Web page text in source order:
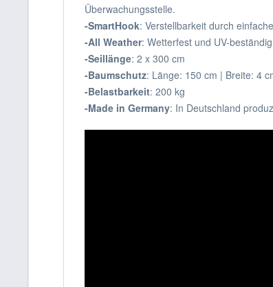
Überwachungsstelle.
-SmartHook: Verstellbarkeit durch
-All Weather: Wetterfest und UV-
-Seillänge: 2 x 300 cm
-Baumschutz: Länge: 150 cm | Breite: 4
-Belastbarkeit: 200 kg
-Made in Germany: In Deutschland